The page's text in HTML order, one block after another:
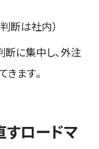
断は社内）
断に集中し、外注
きます。
ロードマ